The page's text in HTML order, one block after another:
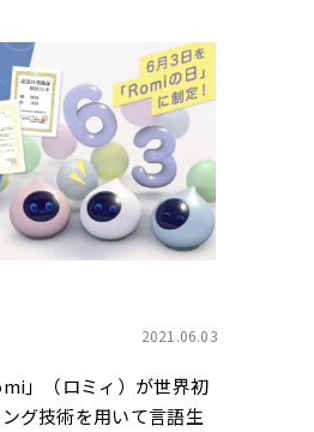
2021.06.03
」（ロミィ）が世界初
グ技術を用いて言語生